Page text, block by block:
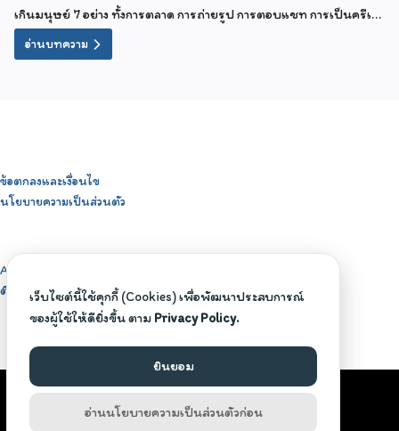
เกินมนุษย์ 7 อย่าง ทั้งการตลาด การถ่ายรูป การตอบแชท การเป็นครีเอ
เตอร์สายฮา และที่สำคัญที่สุด...ต้องเป็นนักบวชทางใจด้วย
อ่านบทความ
ข้อตกลงและเงื่อนไข
นโยบายความเป็นส่วนตัว
About BeBoyzself
ติดต่อสอบถาม
เว็บไซต์นี้ใช้คุกกี้ (Cookies) เพื่อพัฒนาประสบการณ์
ของผู้ใช้ให้ดียิ่งขึ้น ตาม Privacy Policy.
ยินยอม
อ่านนโยบายความเป็นส่วนตัวก่อน